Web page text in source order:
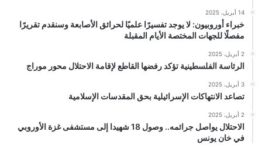
14 أبريل، 2025
خبراء أوروبيون: لا يوجد تفسيرًا علميًا لحرائق الأصابعة وسنقدم تقريرًا
مفصلًا للجهات المختصة الأيام المقبلة
2 أبريل، 2025
الرئاسة الفلسطينية تؤكد رفضها القاطع لإقامة الاحتلال محور موراج
3 أبريل، 2025
تصاعد الانتهاكات الإسرائيلية بحق المقدسات الإسلامية
2 أبريل، 2025
الاحتلال يواصل جرائمه.. وصول 18 شهيدا إلى مستشفى غزة الأوروبي
في خان يونس